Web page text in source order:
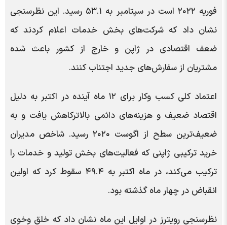
فوریه ۲۰۲۲ است در سپتامبر به ۵۳.۱ رسید. این نظرسنجی
نشان داد که شرکت‌های بخش خدمات اعلام کردند که
ضعف اقتصادی در ژاپن و خارج از کشور باعث شده
مشتریان از سفارش‌های جدید اجتناب کنند.
اعتماد کلی کسب وکار برای ۱۲ ماه آینده در اکتبر به دلیل
اقتصاد ضعیف و هزینه‌های دائمی بالاترکاهش یافت و به
ضعیف‌ترین سطح از اگوست ۲۰۲۰ رسید. شاخص مدیران
خرید ترکیبی ژاپنی که فعالیت‌های بخش تولید و خدمات را
ترکیب می‌کند، در ماه اکتبر به ۴۹.۴ سقوط کرد که اولین
انقباض در چهار ماه گذشته بود.
نظرسنجی رویترز در اوایل این ماه نشان داد که خلق وخوی